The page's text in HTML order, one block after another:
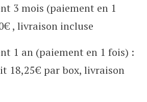
3 mois (paiement en 1
, livraison incluse
1 an (paiement en 1 fois) :
18,25€ par box, livraison